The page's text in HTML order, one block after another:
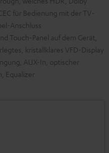
für Bedienung mit der TV-
Anschluss
Touch-Panel auf dem Gerät,
kristallklares VFD-Display
AUX-In, optischer
Equalizer